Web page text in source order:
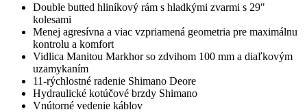
Double butted hliníkový rám s hladkými zvarmi s 29"
kolesami
Menej agresívna a viac vzpriamená geometria pre maximálnu
kontrolu a komfort
Vidlica Manitou Markhor so zdvihom 100 mm a diaľkovým
uzamykaním
11-rýchlostné radenie Shimano Deore
Hydraulické kotúčové brzdy Shimano
Vnútorné vedenie káblov